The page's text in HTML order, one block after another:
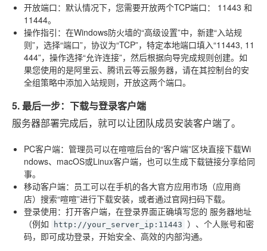
开放端口：默认情况下，您需要开放两个TCP端口： 11443 和
11444。
操作指引 ：在Windows防火墙的“高级设置”中，新建“入站规
则”，选择“端口”，协议为“TCP”，特定本地端口填入“11443, 11
444”，操作选择“允许连接”，然后根据向导完成规则创建。如
果您使用的是阿里云、腾讯云等云服务器，请在其控制台的安
全组策略中添加入站规则，开放这两个端口。
5. 最后一步：下载与登录客户端
服务器部署完成后，就可以让团队成员安装客户端了。
PC客户端：管理员可以在喧喧后台的“客户端”区块直接下载Wi
ndows、macOS或Linux客户端，也可以生成下载链接分享给同
事。
移动客户端：员工可以在手机的各大官方应用市场（应用商
店）搜索“喧喧”进行下载安装，或者通过官网扫码下载。
登录使用：打开客户端，在登录界面正确填写您的 服务器地址
（例如
http://your_server_ip:11443
）、个人账号和密
码，即可成功登录，开始安全、高效的内部沟通。